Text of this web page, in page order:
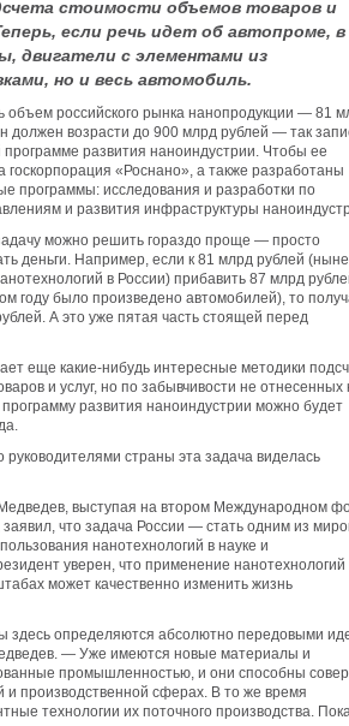
стоимости объемов товаров и
если речь идет об автопроме, в
двигатели с элементами из
но и весь автомобиль.
объем российского рынка нанопродукции — 81
должен возрасти до 900 млрд рублей — так
программе развития наноиндустрии. Чтобы ее
госкорпорация «Роснано», а также разработаны
программы: исследования и разработки по
и развития инфраструктуры
можно решить гораздо проще — просто
деньги. Например, если к 81 млрд рублей
в России) прибавить 87 млрд
году было произведено автомобилей), то
А это уже пятая часть стоящей перед
еще какие-нибудь интересные методики
и услуг, но по забывчивости не отнесенных
развития наноиндустрии можно будет
руководителями страны эта задача виделась
выступая на втором Международном
что задача России — стать одним из
нанотехнологий в науке и
уверен, что применение нанотехнологий
может качественно изменить жизнь
здесь определяются абсолютно передовыми
— Уже имеются новые материалы и
промышленностью, и они способны
и производственной сферах. В то же время
технологии их поточного производства.